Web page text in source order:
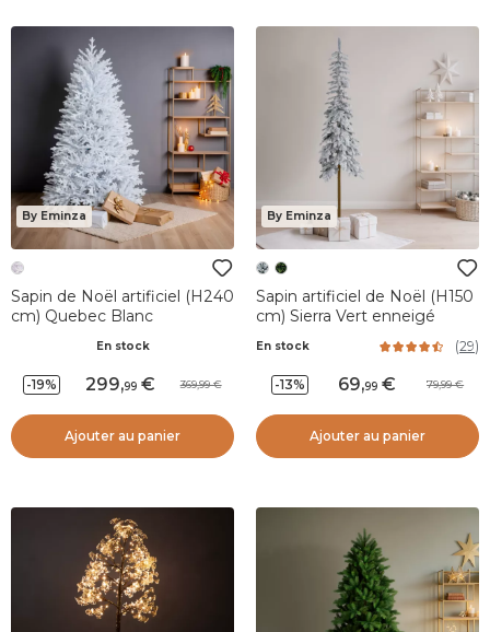
By Eminza
Sapin de Noël artificiel (H240
cm) Quebec Blanc
En stock
-19% 299,99 369,99
Ajouter au panier
By Eminza
Sapin artificiel de Noël (H150
cm) Sierra Vert enneigé
En stock (29)
-13% 69,99 79,99
Ajouter au panier